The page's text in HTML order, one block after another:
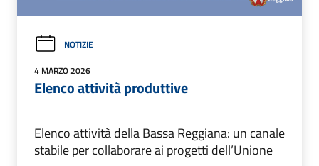
NOTIZIE
4 MARZO 2026
Elenco attività produttive
Elenco attività della Bassa Reggiana: un canale
stabile per collaborare ai progetti dell’Unione